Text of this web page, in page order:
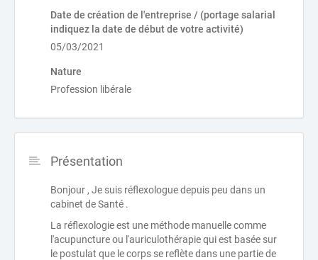
Date de création de l'entreprise / (portage salarial
indiquez la date de début de votre activité)
05/03/2021
Nature
Profession libérale
Présentation
Bonjour , Je suis réflexologue depuis peu dans un
cabinet de Santé .
La réflexologie est une méthode manuelle comme
l'acupuncture ou l'auriculothérapie qui est basée sur
le postulat que le corps se reflète dans une partie de